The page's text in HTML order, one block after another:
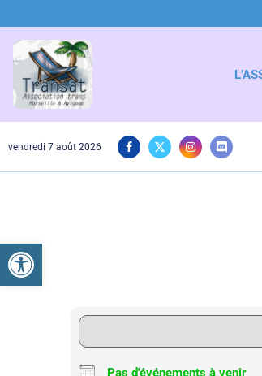
Ouvrir la barre d’outils
vendredi 7 août 2026
Pas d'événements à venir